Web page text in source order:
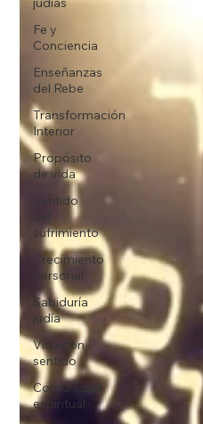
Fe y
Conciencia
Enseñanzas
del Rebe
Transformación
Interior
Propósito
de vida
Sentido
sufrimiento
Crecimiento
personal
Sabiduría
judía
Vida con
sentido
Comunidad
espiritual